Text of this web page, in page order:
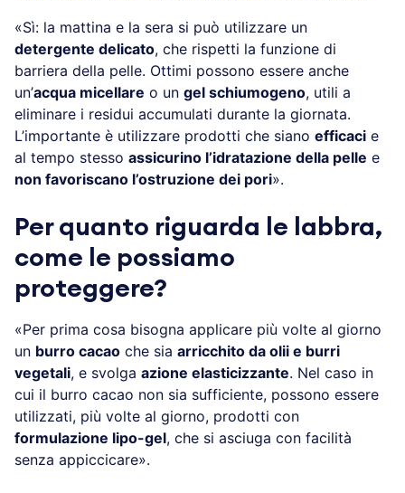
«Sì: la mattina e la sera si può utilizzare un
detergente delicato, che rispetti la funzione di
barriera della pelle. Ottimi possono essere anche
un’acqua micellare o un gel schiumogeno, utili a
eliminare i residui accumulati durante la giornata.
L’importante è utilizzare prodotti che siano efficaci e
al tempo stesso assicurino l’idratazione della pelle e
non favoriscano l’ostruzione dei pori».
Per quanto riguarda le labbra,
come le possiamo
proteggere?
«Per prima cosa bisogna applicare più volte al giorno
un burro cacao che sia arricchito da olii e burri
vegetali, e svolga azione elasticizzante. Nel caso in
cui il burro cacao non sia sufficiente, possono essere
utilizzati, più volte al giorno, prodotti con
formulazione lipo-gel, che si asciuga con facilità
senza appiccicare».